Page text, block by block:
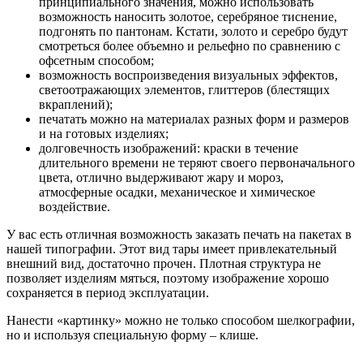
возможность наносить золотое, серебряное тиснение,
подгонять по пантонам. Кстати, золото и серебро будут
смотреться более объемно и рельефно по сравнению с
офсетным способом;
возможность воспроизведения визуальных эффектов,
светоотражающих элементов, глиттеров (блестящих
вкраплений);
печатать можно на материалах разных форм и размеров
и на готовых изделиях;
долговечность изображений: краски в течение
длительного времени не теряют своего первоначального
цвета, отлично выдерживают жару и мороз,
атмосферные осадки, механическое и химическое
воздействие.
У вас есть отличная возможность заказать печать на пакетах в
нашей типографии. Этот вид тары имеет привлекательный
внешний вид, достаточно прочен. Плотная структура не
позволяет изделиям мяться, поэтому изображение хорошо
сохраняется в период эксплуатации.
Нанести «картинку» можно не только способом шелкографии,
но и используя специальную форму – клише.